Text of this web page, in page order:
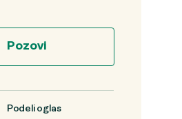
Podeli oglas
Pozovi